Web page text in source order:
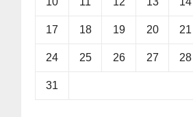
17 18 19 20 21
24 25 26 27 28
31